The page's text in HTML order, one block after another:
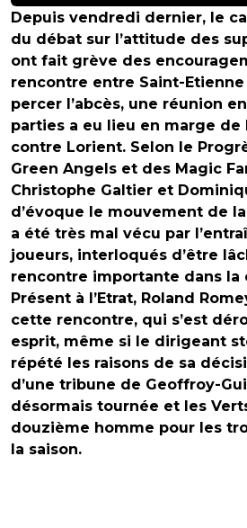
Depuis vendredi dernier, le
du débat sur l’attitude des
ont fait grève des
rencontre entre Saint-
percer l’abcès, une réunion
parties a eu lieu en marge
contre Lorient. Selon le
Green Angels et des Magic
Christophe Galtier et
d’évoque le mouvement de
a été très mal vécu par
joueurs, interloqués d’être
rencontre importante dans la
Présent à l’Etrat, Roland
cette rencontre, qui s’est
esprit, même si le dirigeant
répété les raisons de sa
d’une tribune de Geoffroy-
désormais tournée et les
douzième homme pour les
la saison.